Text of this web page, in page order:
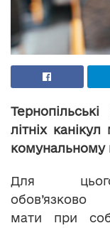
літніх
комунальному
Для
обов’язково
мати при